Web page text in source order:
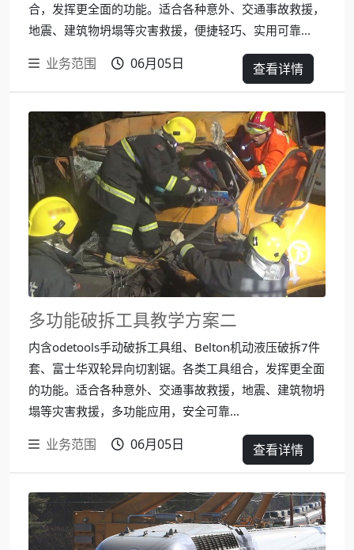
合，发挥更全面的功能。适合各种意外、交通事故救援，
地震、建筑物坍塌等灾害救援，便捷轻巧、实用可靠...
业务范围 06月05日 查看详情
多功能破拆工具教学方案二
内含odetools手动破拆工具组、Belton机动液压破拆7件
套、富士华双轮异向切割锯。各类工具组合，发挥更全面
的功能。适合各种意外、交通事故救援，地震、建筑物坍
塌等灾害救援，多功能应用，安全可靠...
业务范围 06月05日 查看详情